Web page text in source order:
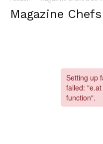
Magazine